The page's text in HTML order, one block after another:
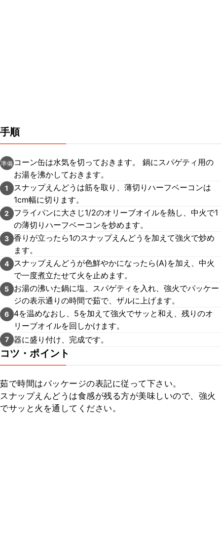
手順
準備 コーン缶は水気を切っておきます。 鍋にスパゲティ用の
お湯を沸かしておきます。
1
スナップえんどうは筋を取り、薄切りハーフベーコンは
1cm幅に切ります。
2
フライパンに大さじ1/2のオリーブオイルを熱し、中火で1
の薄切りハーフベーコンを炒めます。
3 香りが立ったら1のスナップえんどうを加えて強火で炒め
ます。
4
スナップえんどうが色鮮やかになったら(A)を加え、中火
で一度煮立たせて火を止めます。
5
お湯の沸いた鍋に塩、スパゲティを入れ、強火でパッケー
ジの表示通りの時間で茹で、ザルに上げます。
6
4を温めなおし、5を加えて強火でサッと和え、残りのオ
リーブオイルを回しかけます。
7 器に盛り付け、完成です。
コツ・ポイント
茹で時間はパッケージの表記に従って下さい。
スナップえんどうは食感が残る方が美味しいので、強火
でサッと火を通してください。